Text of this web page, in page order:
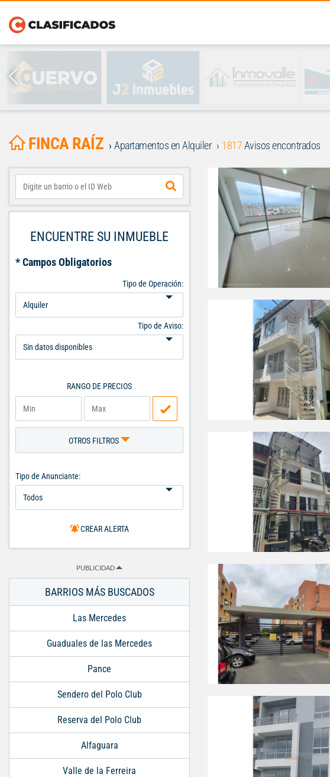
FINCA RAÍZ Apartamentos en Alquiler 1817Avisos encontrados
ENCUENTRE SU INMUEBLE
* Campos Obligatorios
Tipo de Operación:
Tipo de Aviso:
RANGO DE PRECIOS
OTROS FILTROS
Tipo de Anunciante:
CREAR ALERTA
PUBLICIDAD
BARRIOS MÁS BUSCADOS
Las Mercedes
Guaduales de las Mercedes
Pance
Sendero del Polo Club
Reserva del Polo Club
Alfaguara
Valle de la Ferreira